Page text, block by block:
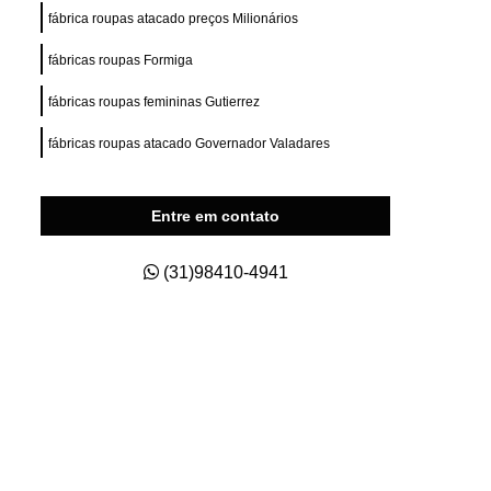
Fit
Private Label para e Commerce
Private Label Roupas Masculinas
Size
Estamparia de Camisetas Digital
Estamparia Digital em Camiseta
Estamparia Digital para Camiseta
fábrica roupas atacado preços Milionários
fábricas roupas Formiga
fábricas roupas femininas Gutierrez
fábricas roupas atacado Governador Valadares
Entre em contato
(31)98410-4941